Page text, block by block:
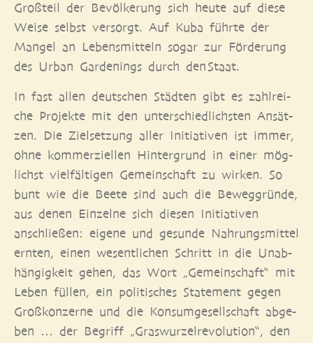
Groß­teil der Bevöl­ke­rung sich heu­te auf die­se
Wei­se selbst ver­sorgt. Auf Kuba führ­te der
Man­gel an Lebens­mit­teln sogar zur För­de­rung
des Urban Gar­denings durch den Staat.
In fast allen deut­schen Städ­ten gibt es zahl­rei­
che Pro­jek­te mit den unter­schied­lichs­ten Ansät­
zen. Die Ziel­set­zung aller Initia­ti­ven ist immer,
ohne kom­mer­zi­el­len Hin­ter­grund in einer mög­
lichst viel­fäl­ti­gen Gemein­schaft zu wir­ken. So
bunt wie die Bee­te sind auch die Beweg­grün­de,
aus denen Ein­zel­ne sich die­sen Initia­ti­ven
anschlie­ßen: eige­ne und gesun­de Nah­rungs­mit­tel
ern­ten, einen wesent­li­chen Schritt in die Unab­
hän­gig­keit gehen, das Wort „Gemein­schaft“ mit
Leben fül­len, ein poli­ti­sches State­ment gegen
Groß­kon­zer­ne und die Kon­sum­ge­sell­schaft abge­
ben … der Begriff „Gras­wur­zel­re­vo­lu­ti­on“, den